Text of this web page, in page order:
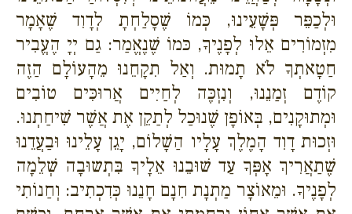
וּלְכַפֵּר פְּשָׁעֵינוּ, כְּמוֹ שֶׁסָלַחְתָ לְדָוִד שֶׁאָמָר
מִזְמוֹרִים אֵלוּ לְפָנֶיךָ, כּמוֹ שֶׁנֶאֱמַר: גַם יְיָ הֶעֱבִיר
חַטָאתְךָ לֹא תָמוּת. וְאַל תִקָחֵנוּ מֵהָעוֹלָם הַזֶה
קוֹדֶם זְמַנֵנוּ, וְנִזְכֶּה לְחַיִים אֲרוּכִּים טוֹבִים
וּמְתוּקָנִים, בְּאוֹפָן שֶׁנוּכַל לְתַקֵן אֶת אֲשֶׁר שִׁיחַתְנוּ.
וּזְכוּת דָוִד הָמֶלֶךְ עָלָיו הַשָׁלוֹם, יָגֵן עָלֵינוּ וּבַעֲדֵנוּ
שֶׁתַאֲרִיךְ אָפְּךָ עַד שׁוּבֵנוּ אֵלָיךָ בִּתְשוּבָה שְׁלֵמָה
לְפָנֶיךָ. וּמֵאוֹצָר מַתְנָת חִנָם חָנֵנוּ כְּדִכְתִיב: וְחַנוֹתִי